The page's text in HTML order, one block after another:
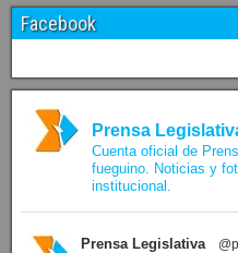
Facebook
Prensa
Cuenta oficial de
fueguino. Noticias y
institucional.
Prensa Legislativa